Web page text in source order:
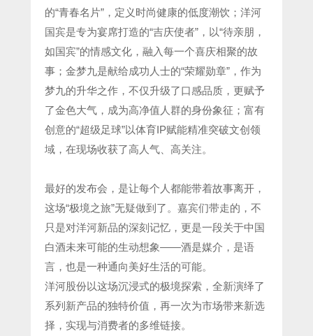
的“青春名片”，定义时尚健康的低度潮饮；洋河
国宾是专为宴席打造的“吉庆使者”，以“待亲朋，
如国宾”的情感文化，融入每一个喜庆相聚的故
事；金梦九是献给成功人士的“荣耀勋章”，作为
梦九的升华之作，不仅升级了口感品质，更赋予
了金色大气，成为高净值人群的身份象征；富有
创意的“超级足球”以体育IP赋能精准突破文创领
域，在现场收获了高人气、高关注。
最好的发布会，是让每个人都能带着故事离开，
这场“极境之旅”无疑做到了。嘉宾们带走的，不
只是对洋河新品的深刻记忆，更是一段关于中国
白酒未来可能的生动想象——酒是媒介，是语
言，也是一种通向美好生活的可能。
洋河股份以这场沉浸式的极境探索，全新演绎了
系列新产品的独特价值，再一次为市场带来新选
择，实现与消费者的多维链接。